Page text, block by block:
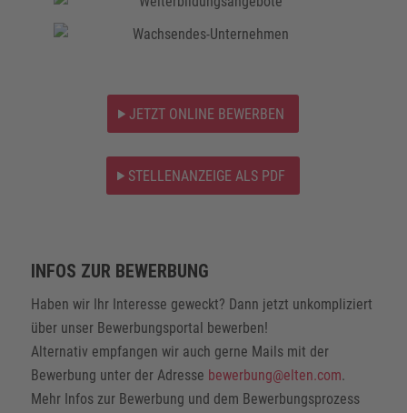
JETZT ONLINE BEWERBEN
STELLENANZEIGE ALS PDF
INFOS ZUR BEWERBUNG
Haben wir Ihr Interesse geweckt? Dann jetzt unkompliziert
über unser Bewerbungsportal bewerben!
Alternativ empfangen wir auch gerne Mails mit der
Bewerbung unter der Adresse bewerbung@elten.com.
Mehr Infos zur Bewerbung und dem Bewerbungsprozess